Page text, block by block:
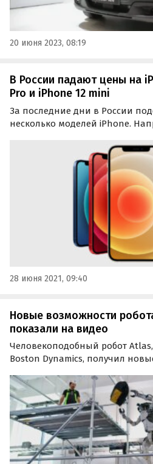
20 июня 2023, 08:19
В России падают цены на
Pro и iPhone 12 mini
За последние дни в России
несколько моделей iPhone.
чем на старте продаж в ноябре
эксперты Hi-Tech Mail.ru.
28 июня 2021, 09:40
Новые возможности
показали на видео
Человекоподобный робот
Boston Dynamics, получил
продемонстрировали на видео.